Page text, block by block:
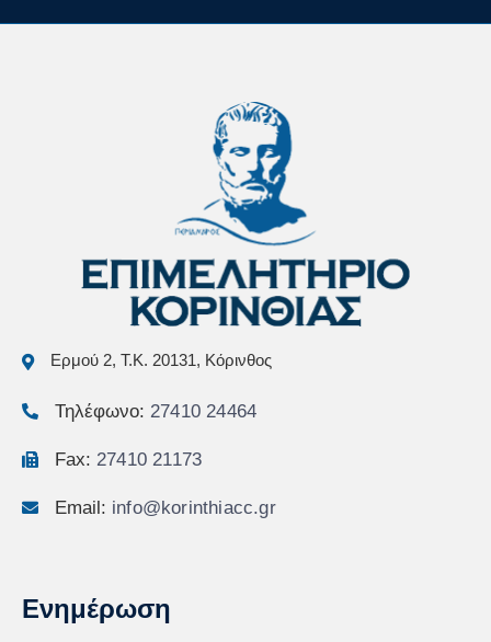
Ερμού 2, Τ.Κ. 20131, Κόρινθος
Τηλέφωνο: 27410 24464
Fax: 27410 21173
Email: info@korinthiacc.gr
Ενημέρωση